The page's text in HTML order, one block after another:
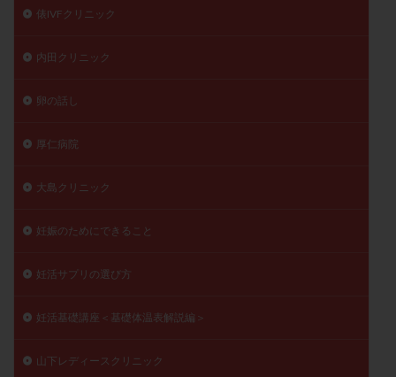
俵IVFクリニック
内田クリニック
卵の話し
厚仁病院
大島クリニック
妊娠のためにできること
妊活サプリの選び方
妊活基礎講座＜基礎体温表解説編＞
山下レディースクリニック